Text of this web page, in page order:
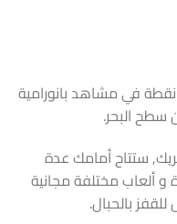
في مشاهد بانورامية
ستتاح أمامك عدة
و ألعاب مختلفة مجانية
بالحبال.